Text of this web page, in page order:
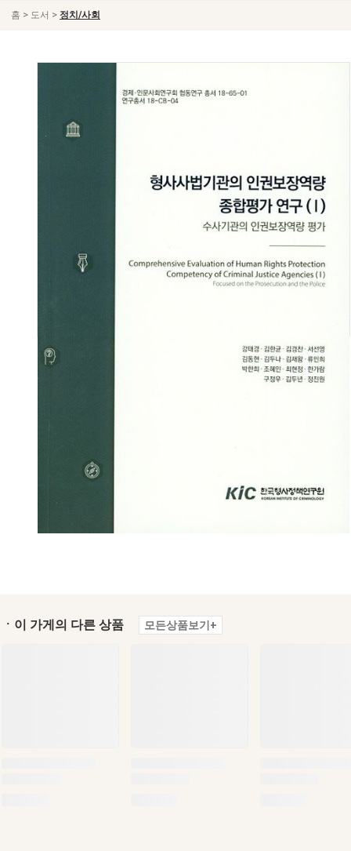
홈 > 도서 > 정치/사회
ㆍ이 가게의 다른 상품 모든상품보기+